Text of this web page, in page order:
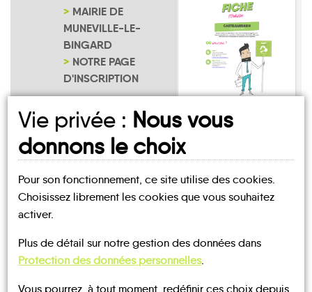
MAIRIE DE
MUNEVILLE-LE-
BINGARD
NOTRE PAGE
D'INSCRIPTION
Muneville-le-
UN AVIS, UN TÉMOIGNAGE
Vie privée : Nous vous
donnons le choix
Pour son fonctionnement, ce site utilise des cookies.
Choisissez librement les cookies que vous souhaitez
activer.
Plus de détail sur notre gestion des données dans
Protection des données personnelles.
Vous pourrez, à tout moment, redéfinir ces choix depuis